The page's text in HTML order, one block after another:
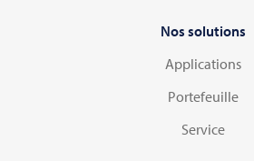
Nos solutions
Applications
Portefeuille
Service